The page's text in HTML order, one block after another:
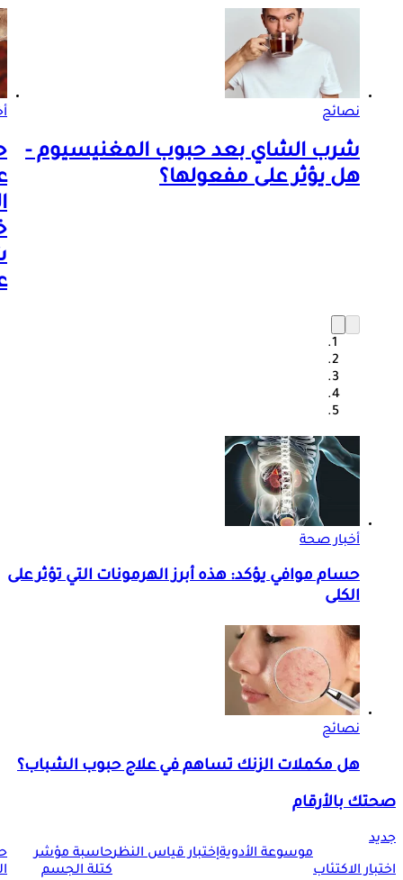
نصائح
شرب الشاي بعد حبوب المغنيسيوم -
هل يؤثر على مفعولها؟
أخبار صحة
حسام موافي يؤكد: هذه أبرز الهرمونات التي تؤثر على
الكلى
نصائح
هل مكملات الزنك تساهم في علاج حبوب الشباب؟
صحتك بالأرقام
جديد
اختبار الاكتئاب
موسوعة الأدويةإختبار قياس النظرحاسبة مؤشر
كتلة الجسم